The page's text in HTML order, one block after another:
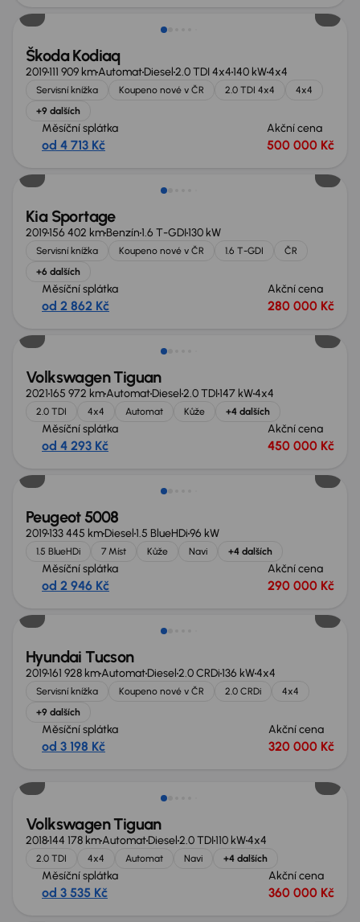
Škoda Kodiaq
2019111 909 kmAutomatDiesel2.0 TDI 4x4140 kW4x4
Servisní knížka Koupeno nové v ČR 2.0 TDI 4x4
4x4
+9 dalších
Měsíční splátka
od 4 713 Kč
Akční cena
500 000 Kč
Zlevněno o 10 000 Kč
Kia Sportage
2019156 402 kmBenzín1.6 T-GDI130 kW
Servisní knížka Koupeno nové v ČR 1.6 T-GDI
ČR
+6 dalších
Měsíční splátka
od 2 862 Kč
Akční cena
280 000 Kč
Zlevněno o 70 000 Kč
Volkswagen Tiguan
2021165 972 kmAutomatDiesel2.0 TDI147 kW4x4
2.0 TDI 4x4 Automat Kůže +4 dalších
Měsíční splátka
od 4 293 Kč
Akční cena
450 000 Kč
Zlevněno o 30 000 Kč
Peugeot 5008
2019133 445 kmDiesel1.5 BlueHDi96 kW
1.5 BlueHDi 7 Míst Kůže Navi +4 dalších
Měsíční splátka
od 2 946 Kč
Akční cena
290 000 Kč
Zlevněno o 10 000 Kč
Hyundai Tucson
2019161 928 kmAutomatDiesel2.0 CRDi136 kW4x4
Servisní knížka Koupeno nové v ČR 2.0 CRDi
4x4
+9 dalších
Měsíční splátka
od 3 198 Kč
Akční cena
320 000 Kč
Volkswagen Tiguan
2018144 178 kmAutomatDiesel2.0 TDI110 kW4x4
2.0 TDI 4x4 Automat Navi +4 dalších
Měsíční splátka
od 3 535 Kč
Akční cena
360 000 Kč
Možnost odpočtu DPH